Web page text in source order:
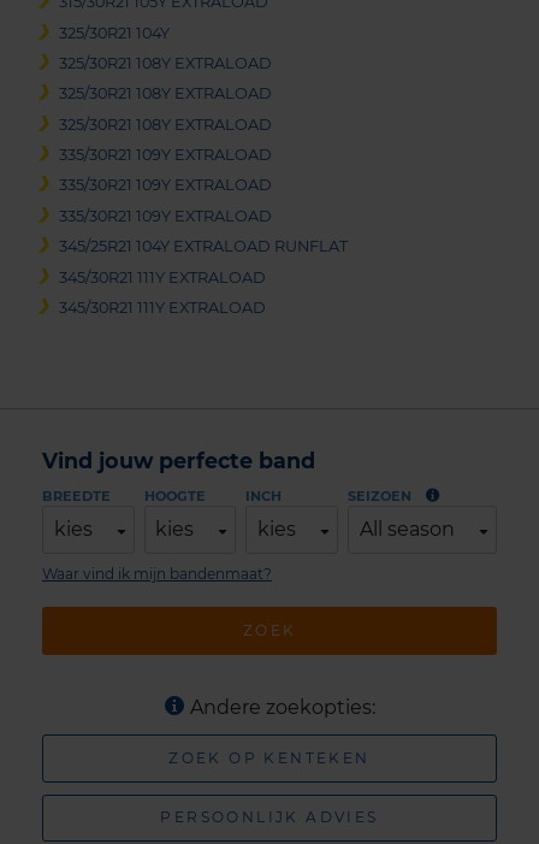
325/30R21 104Y
325/30R21 108Y EXTRALOAD
325/30R21 108Y EXTRALOAD
325/30R21 108Y EXTRALOAD
335/30R21 109Y EXTRALOAD
335/30R21 109Y EXTRALOAD
335/30R21 109Y EXTRALOAD
345/25R21 104Y EXTRALOAD RUNFLAT
345/30R21 111Y EXTRALOAD
345/30R21 111Y EXTRALOAD
Vind jouw perfecte band
BREEDTE
kies
HOOGTE
kies
INCH
kies
SEIZOEN
All season
ZOEK
Waar vind ik mijn bandenmaat?
Andere zoekopties:
ZOEK OP KENTEKEN
PERSOONLIJK ADVIES